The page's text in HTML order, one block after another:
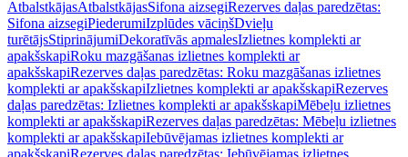
AtbalstkājasAtbalstkājasSifona aizsegiRezerves daļas paredzētas:
Sifona aizsegiPiederumiIzplūdes vāciņšDvieļu
turētājsStiprinājumiDekoratīvās apmalesIzlietnes komplekti ar
apakšskapiRoku mazgāšanas izlietnes komplekti ar
apakšskapiRezerves daļas paredzētas: Roku mazgāšanas izlietnes
komplekti ar apakšskapiIzlietnes komplekti ar apakšskapiRezerves
daļas paredzētas: Izlietnes komplekti ar apakšskapiMēbeļu izlietnes
komplekti ar apakšskapiRezerves daļas paredzētas: Mēbeļu izlietnes
komplekti ar apakšskapiIebūvējamas izlietnes komplekti ar
apakšskapiRezerves daļas paredzētas: Iebūvējamas izlietnes